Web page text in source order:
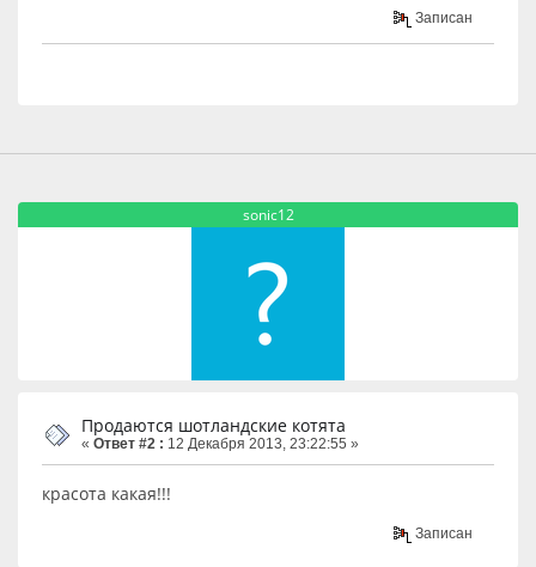
Записан
sonic12
Продаются шотландские котята
« Ответ #2 : 12 Декабря 2013, 23:22:55 »
красота какая!!!
Записан